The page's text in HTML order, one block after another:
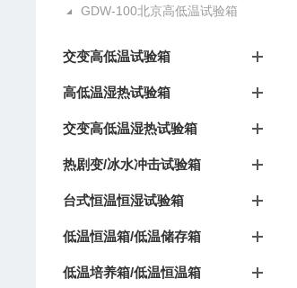
GDW-100北京高低温试验箱
交变高低温试验箱
高低温湿热试验箱
交变高低温湿热试验箱
热剧变/冰水冲击试验箱
台式恒温恒湿试验箱
低温恒温箱/低温储存箱
低温培养箱/低温恒温箱